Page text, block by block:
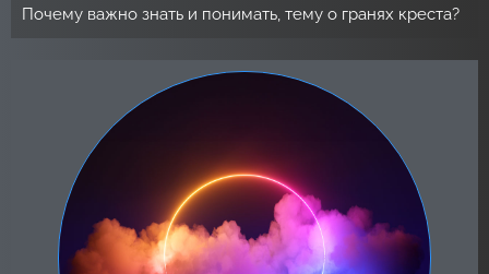
Почему важно знать и понимать, тему о гранях креста?